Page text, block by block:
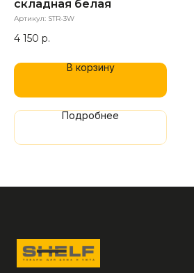
складная белая
Артикул: STR-3W
4 150 р.
В корзину
Подробнее